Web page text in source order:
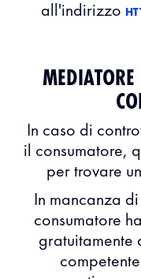
all'indirizzo
In caso di
il consumatore,
per trovare
In mancanza
consumatore
gratuitamente